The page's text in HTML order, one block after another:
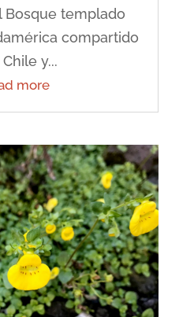
Bosque templado
compartido
y...
more